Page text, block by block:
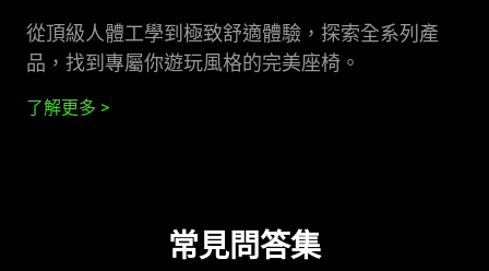
從頂級人體工學到極致舒適體驗，探索全系列產
品，找到專屬你遊玩風格的完美座椅 。
了解更多
常見問答集